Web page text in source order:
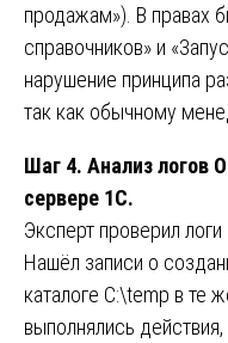
продажам»). В правах
справочников» и
нарушение принципа
так как обычному
Шаг 4. Анализ логов
сервере 1С.
Эксперт проверил
Нашёл записи о
каталоге C:\temp в те
выполнялись